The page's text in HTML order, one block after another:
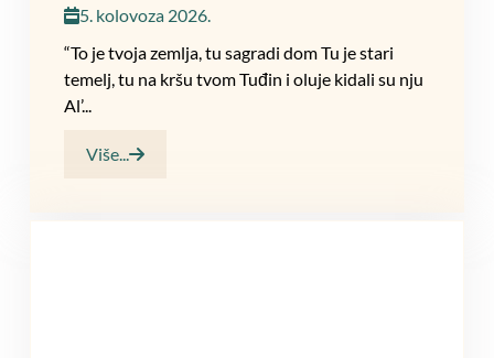
5. kolovoza 2026.
“To je tvoja zemlja, tu sagradi dom Tu je stari
temelj, tu na kršu tvom Tuđin i oluje kidali su nju
Al’...
Više...